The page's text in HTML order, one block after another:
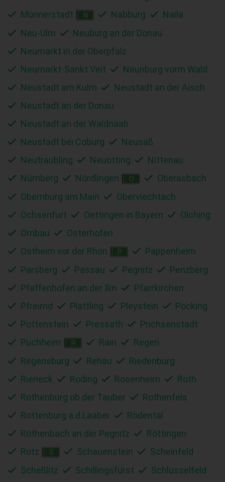
Münnerstadt
N Nabburg
Naila
Neu-Ulm
Neuburg an der Donau
Neumarkt in der Oberpfalz
Neumarkt-Sankt Veit
Neunburg vorm Wald
Neustadt am Kulm
Neustadt an der Aisch
Neustadt an der Donau
Neustadt an der Waldnaab
Neustadt bei Coburg
Neusäß
Neutraubling
Neuötting
Nittenau
Nürnberg
Nördlingen O
Oberasbach
Obernburg am Main
Oberviechtach
Ochsenfurt
Oettingen in Bayern
Olching
Ornbau
Osterhofen
Ostheim vor der Rhön
P
Pappenheim
Parsberg
Passau Pegnitz
Penzberg
Pfaffenhofen an der Ilm
Pfarrkirchen
Pfreimd
Plattling Pleystein
Pocking
Pottenstein
Pressath
Prichsenstadt
Puchheim
R Rain
Regen
Regensburg
Rehau
Riedenburg
Rieneck
Roding Rosenheim
Roth
Rothenburg ob der Tauber
Rothenfels
Rottenburg a.d.Laaber
Rödental
Röthenbach an der Pegnitz
Röttingen
Rötz
S Schauenstein
Scheinfeld
Scheßlitz
Schillingsfürst
Schlüsselfeld